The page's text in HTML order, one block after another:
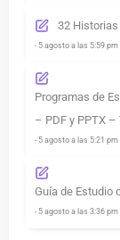
32
- 5 agosto a las 5:59 pm
Programas de
– PDF y PPTX –
- 5 agosto a las 5:21 pm
Guía de Estudio
- 5 agosto a las 3:36 pm